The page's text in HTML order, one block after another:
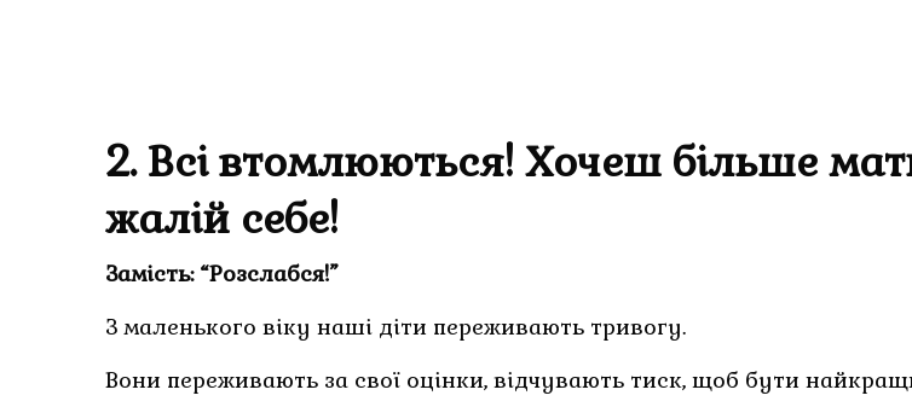
2. Всі втомлюються! Хочеш більше
жалій себе!
Замість: “Розслабся!”
З маленького віку наші діти переживають тривогу.
Вони переживають за свої оцінки, відчувають тиск, щоб бути